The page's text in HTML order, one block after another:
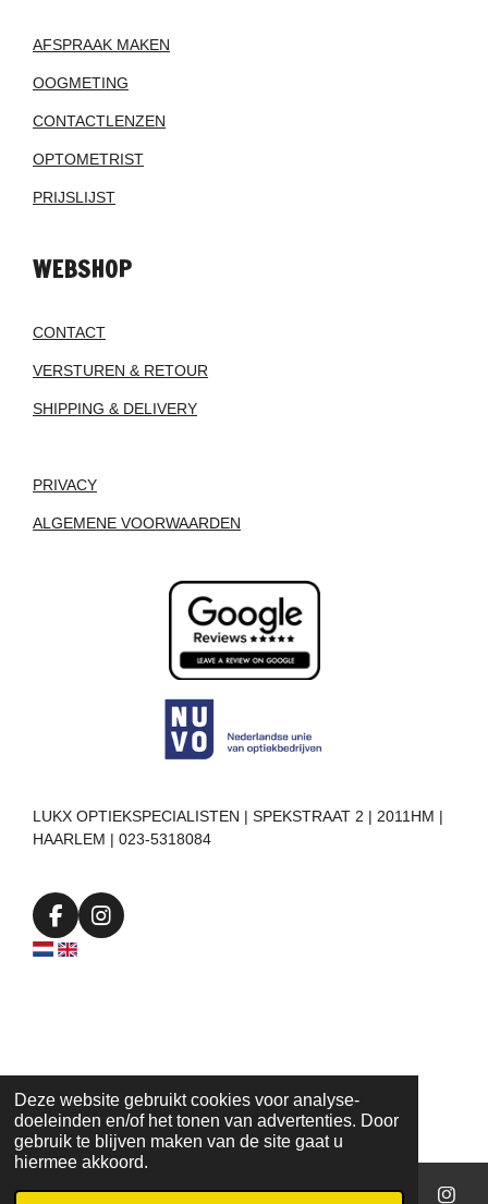
Deze website gebruikt cookies voor analyse-
doeleinden en/of het tonen van advertenties. Door
gebruik te blijven maken van de site gaat u
hiermee akkoord.
AFSPRAAK MAKEN
OOGMETING
CONTACTLENZEN
OPTOMETRIST
PRIJSLIJST
WEBSHOP
CONTACT
VERSTUREN & RETOUR
SHIPPING & DELIVERY
PRIVACY
ALGEMENE VOORWAARDEN
LUKX OPTIEKSPECIALISTEN | SPEKSTRAAT 2 | 2011HM |
HAARLEM | 023-5318084
F
a
I
m